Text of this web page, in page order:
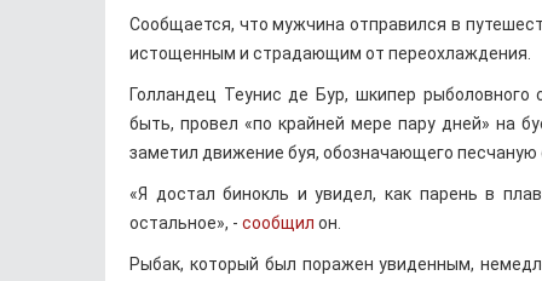
Сообщается, что мужчина отправился в
истощенным и страдающим от переохлаждения.
Голландец Теунис де Бур, шкипер рыболовного
быть, провел «по крайней мере пару дней» на
заметил движение буя, обозначающего песчаную
«Я достал бинокль и увидел, как парень в
остальное», - сообщил он.
Рыбак, который был поражен увиденным,